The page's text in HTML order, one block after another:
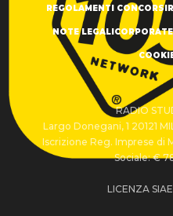
REGOLAMENTI CONCORSI
NOTE LEGALI CORPORATE
RADIO
Largo Donegani, 1 20121
Iscrizione Reg. Imprese di
Sociale: €
LICENZA